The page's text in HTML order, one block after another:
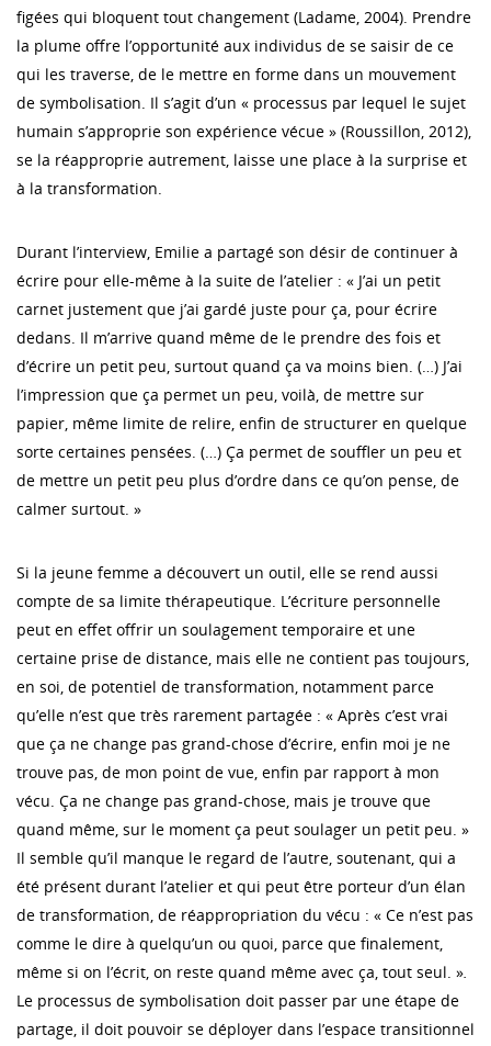
figées qui bloquent tout changement (Ladame, 2004). Prendre
la plume offre l’opportunité aux individus de se saisir de ce
qui les traverse, de le mettre en forme dans un mouvement
de symbolisation. Il s’agit d’un « processus par lequel le sujet
humain s’approprie son expérience vécue » (Roussillon, 2012),
se la réapproprie autrement, laisse une place à la surprise et
à la transformation.
Durant l’interview, Emilie a partagé son désir de continuer à
écrire pour elle-même à la suite de l’atelier : « J’ai un petit
carnet justement que j’ai gardé juste pour ça, pour écrire
dedans. Il m’arrive quand même de le prendre des fois et
d’écrire un petit peu, surtout quand ça va moins bien. (…) J’ai
l’impression que ça permet un peu, voilà, de mettre sur
papier, même limite de relire, enfin de structurer en quelque
sorte certaines pensées. (…) Ça permet de souffler un peu et
de mettre un petit peu plus d’ordre dans ce qu’on pense, de
calmer surtout. »
Si la jeune femme a découvert un outil, elle se rend aussi
compte de sa limite thérapeutique. L’écriture personnelle
peut en effet offrir un soulagement temporaire et une
certaine prise de distance, mais elle ne contient pas toujours,
en soi, de potentiel de transformation, notamment parce
qu’elle n’est que très rarement partagée : « Après c’est vrai
que ça ne change pas grand-chose d’écrire, enfin moi je ne
trouve pas, de mon point de vue, enfin par rapport à mon
vécu. Ça ne change pas grand-chose, mais je trouve que
quand même, sur le moment ça peut soulager un petit peu. »
Il semble qu’il manque le regard de l’autre, soutenant, qui a
été présent durant l’atelier et qui peut être porteur d’un élan
de transformation, de réappropriation du vécu : « Ce n’est pas
comme le dire à quelqu’un ou quoi, parce que finalement,
même si on l’écrit, on reste quand même avec ça, tout seul. ».
Le processus de symbolisation doit passer par une étape de
partage, il doit pouvoir se déployer dans l’espace transitionnel